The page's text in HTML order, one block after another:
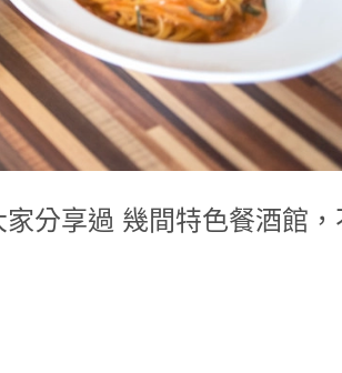
分享過 幾間特色餐酒館，